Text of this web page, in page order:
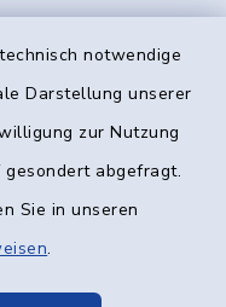
notwendige
Darstellung unserer
zur Nutzung
abgefragt.
Sie in unseren
.